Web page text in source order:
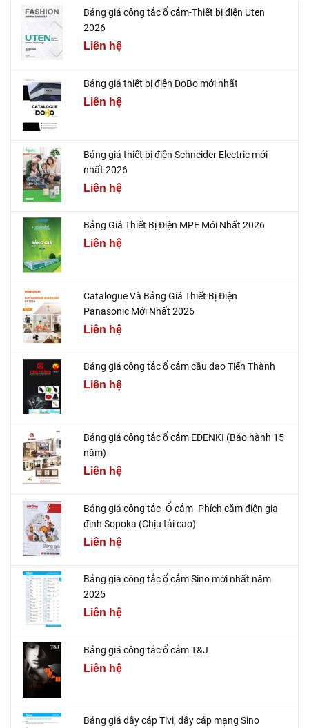
Bảng giá công tắc ổ cắm-Thiết bị điện Uten
2026
Liên hệ
Bảng giá thiết bị điện DoBo mới nhất
Liên hệ
Bảng giá thiết bị điện Schneider Electric mới
nhất 2026
Liên hệ
Bảng Giá Thiết Bị Điện MPE Mới Nhất 2026
Liên hệ
Catalogue Và Bảng Giá Thiết Bị Điện
Panasonic Mới Nhất 2026
Liên hệ
Bảng giá công tắc ổ cắm cầu dao Tiến Thành
Liên hệ
Bảng giá công tắc ổ cắm EDENKI (Bảo hành 15
năm)
Liên hệ
Bảng giá công tắc- Ổ cắm- Phích cắm điện gia
đình Sopoka (Chịu tải cao)
Liên hệ
Bảng giá công tắc ổ cắm Sino mới nhất năm
2025
Liên hệ
Bảng giá công tắc ổ cắm T&J
Liên hệ
Bảng giá dây cáp Tivi, dây cáp mạng Sino